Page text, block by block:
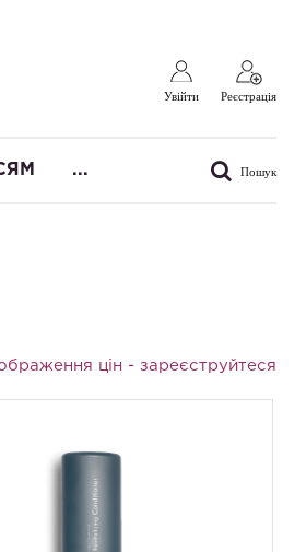
Увійти Реєстрація
... Пошук
цін - зареєструйтеся